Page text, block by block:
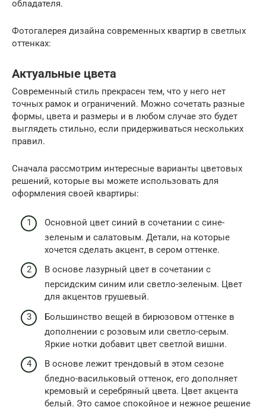
обладателя.
Фотогалерея дизайна современных квартир в светлых
оттенках:
Актуальные цвета
Современный стиль прекрасен тем, что у него нет
точных рамок и ограничений. Можно сочетать разные
формы, цвета и размеры и в любом случае это будет
выглядеть стильно, если придерживаться нескольких
правил.
Сначала рассмотрим интересные варианты цветовых
решений, которые вы можете использовать для
оформления своей квартиры:
Основной цвет синий в сочетании с сине-
зеленым и салатовым. Детали, на которые
хочется сделать акцент, в сером оттенке.
В основе лазурный цвет в сочетании с
персидским синим или светло-зеленым. Цвет
для акцентов грушевый.
Большинство вещей в бирюзовом оттенке в
дополнении с розовым или светло-серым.
Яркие нотки добавит цвет светлой вишни.
В основе лежит трендовый в этом сезоне
бледно-васильковый оттенок, его дополняет
кремовый и серебряный цвета. Цвет акцента
белый. Это самое спокойное и нежное решение